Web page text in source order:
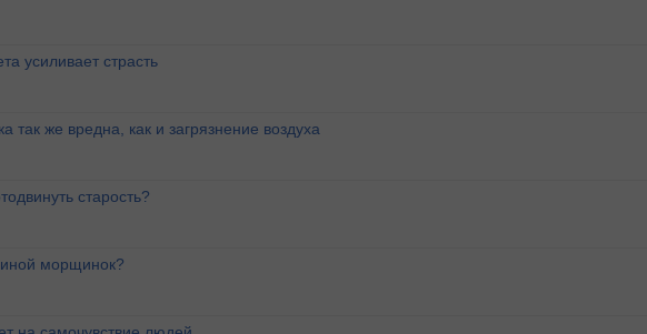
усиливает страсть
так же вредна, как и загрязнение воздуха
старость?
морщинок?